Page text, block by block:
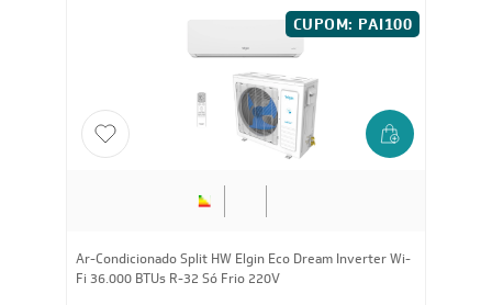
CUPOM: PAI100
Ar-Condicionado Split HW Elgin Eco Dream Inverter Wi-
Fi 36.000 BTUs R-32 Só Frio 220V